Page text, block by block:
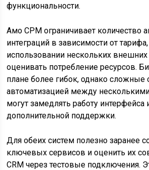
функциональности.
Амо СРМ ограничивает количество
интеграций в зависимости от
использовании нескольких внешних
оценивать потребление ресурсов.
плане более гибок, однако сложные
автоматизацией между
могут замедлять работу интерфейса
дополнительной поддержки.
Для обеих систем полезно заранее
ключевых сервисов и оценить их
CRM через тестовые подключения.